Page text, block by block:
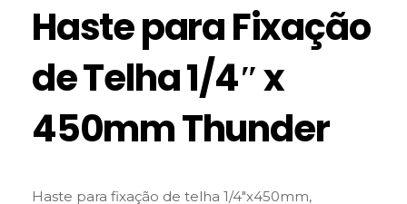
Haste para Fixação
de Telha 1/4″ x
450mm Thunder
Haste para fixação de telha 1/4″x450mm,